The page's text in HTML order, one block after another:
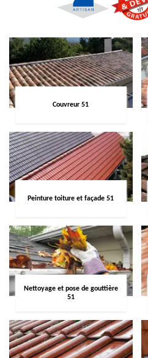
Couvreur 51
Peinture toiture et façade 51
Nettoyage et pose de gouttière
51